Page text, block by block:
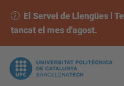
El Servei de Llengües i
tancat el mes d'agost.